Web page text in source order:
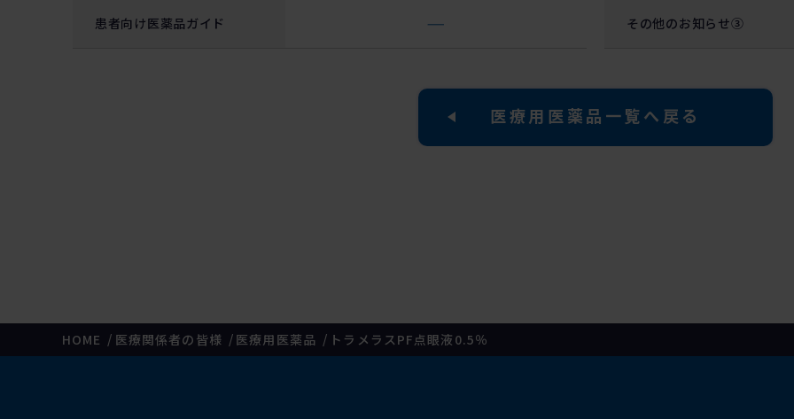
患者向け医薬品ガイド ― その他のお知らせ③
医療用医薬品一覧へ戻る
HOME 医療関係者の皆様 医療用医薬品 トラメラスPF点眼液0.5％